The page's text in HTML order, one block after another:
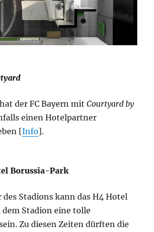
der FC Bayern mitCourtyard by
einen Hotelpartner
[Info].
Borussia-Park
des Stadions kann das H4 Hotel
Stadion eine tolle
Zu diesen Zeiten dürften die